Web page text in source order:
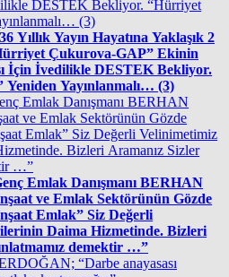
Yıllık Yayın Hayatına Yaklaşık 2
Çukurova-GAP” Ekinin
İçin İvedilikle DESTEK Bekliyor.
Yayınlanmalı… (3)
ve Emlak Sektörünün Gözde
Daima Hizmetinde. Bizleri
demektir …”